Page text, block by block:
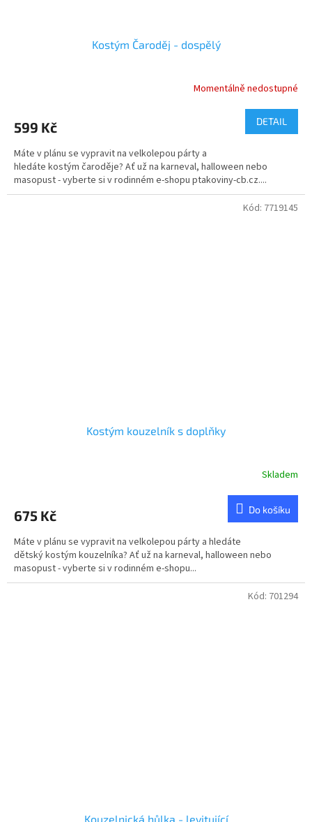
Kostým Čaroděj - dospělý
Momentálně nedostupné
599 Kč DETAIL
Máte v plánu se vypravit na velkolepou párty a
hledáte kostým čaroděje? Ať už na karneval, halloween nebo
masopust - vyberte si v rodinném e-shopu ptakoviny-cb.cz....
Kostým kouzelník s doplňky
Skladem
675 Kč Do košíku
Máte v plánu se vypravit na velkolepou párty a hledáte
dětský kostým kouzelníka? Ať už na karneval, halloween nebo
masopust - vyberte si v rodinném e-shopu...
Kód: 7719145
Kouzelnická hůlka - levitující
Kód: 701294